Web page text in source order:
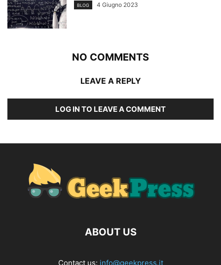
BLOG 4 Giugno 2023
NO COMMENTS
LEAVE A REPLY
LOG IN TO LEAVE A COMMENT
ABOUT US
Contact us: info@geekpress.it